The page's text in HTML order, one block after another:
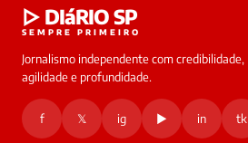
online
▷ DIáRIO SP
SEMPRE PRIMEIRO
Jornalismo independente com credibilidade,
agilidade e profundidade.
f 𝕏 ig ▶ in tk